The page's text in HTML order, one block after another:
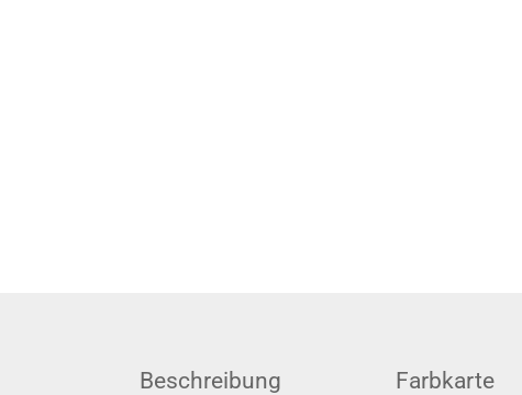
Beschreibung
Farbkarte